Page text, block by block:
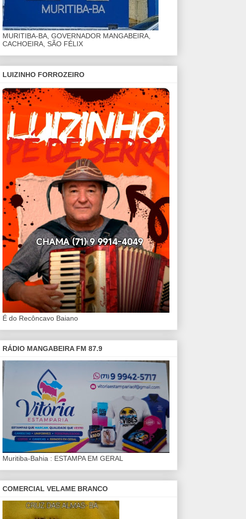
MURITIBA-BA, GOVERNADOR MANGABEIRA,
CACHOEIRA, SÃO FÉLIX
LUIZINHO FORROZEIRO
É do Recôncavo Baiano
RÁDIO MANGABEIRA FM 87.9
Muritiba-Bahia : ESTAMPA EM GERAL
COMERCIAL VELAME BRANCO